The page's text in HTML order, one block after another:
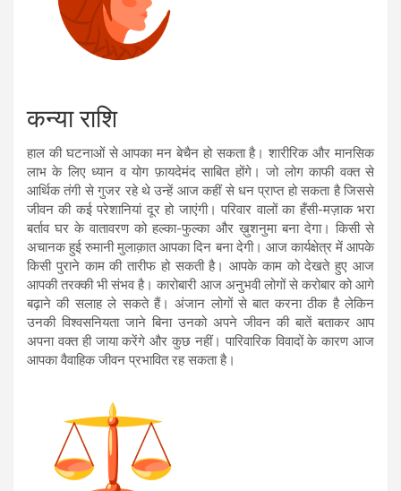
कन्या राशि
हाल की घटनाओं से आपका मन बेचैन हो सकता है। शारीरिक और मानसिक
लाभ के लिए ध्यान व योग फ़ायदेमंद साबित होंगे। जो लोग काफी वक्त से
आर्थिक तंगी से गुजर रहे थे उन्हें आज कहीं से धन प्राप्त हो सकता है जिससे
जीवन की कई परेशानियां दूर हो जाएंगी। परिवार वालों का हँसी-मज़ाक भरा
बर्ताव घर के वातावरण को हल्का-फुल्का और ख़ुशनुमा बना देगा। किसी से
अचानक हुई रुमानी मुलाक़ात आपका दिन बना देगी। आज कार्यक्षेत्र में आपके
किसी पुराने काम की तारीफ हो सकती है। आपके काम को देखते हुए आज
आपकी तरक्की भी संभव है। कारोबारी आज अनुभवी लोगों से करोबार को आगे
बढ़ाने की सलाह ले सकते हैं। अंजान लोगों से बात करना ठीक है लेकिन
उनकी विश्वसनियता जाने बिना उनको अपने जीवन की बातें बताकर आप
अपना वक्त ही जाया करेंगे और कुछ नहीं। पारिवारिक विवादों के कारण आज
आपका वैवाहिक जीवन प्रभावित रह सकता है।